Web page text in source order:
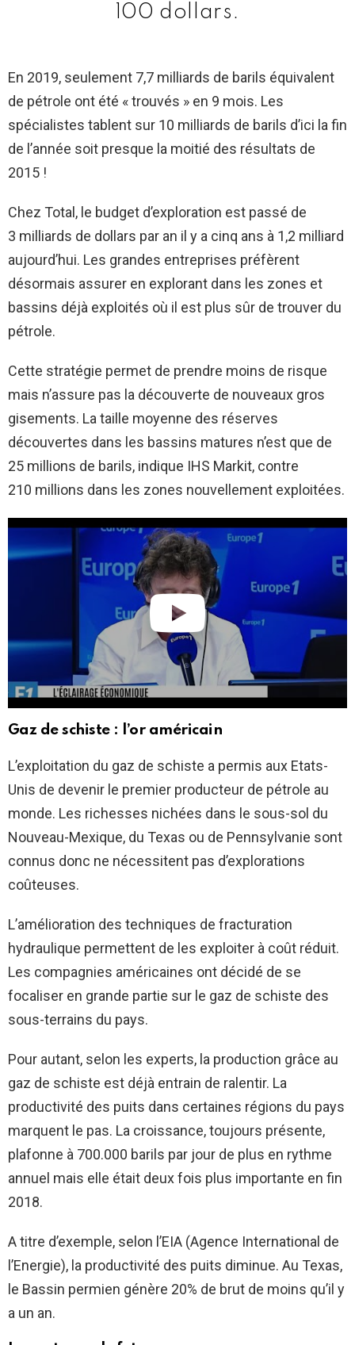
100 dollars.
En 2019, seulement 7,7 milliards de barils équivalent
de pétrole ont été « trouvés » en 9 mois. Les
spécialistes tablent sur 10 milliards de barils d’ici la fin
de l’année soit presque la moitié des résultats de
2015 !
Chez Total, le budget d’exploration est passé de
3 milliards de dollars par an il y a cinq ans à 1,2 milliard
aujourd’hui. Les grandes entreprises préfèrent
désormais assurer en explorant dans les zones et
bassins déjà exploités où il est plus sûr de trouver du
pétrole.
Cette stratégie permet de prendre moins de risque
mais n’assure pas la découverte de nouveaux gros
gisements. La taille moyenne des réserves
découvertes dans les bassins matures n’est que de
25 millions de barils, indique IHS Markit, contre
210 millions dans les zones nouvellement exploitées.
Gaz de schiste : l’or américain
L’exploitation du gaz de schiste a permis aux Etats-
Unis de devenir le premier producteur de pétrole au
monde. Les richesses nichées dans le sous-sol du
Nouveau-Mexique, du Texas ou de Pennsylvanie sont
connus donc ne nécessitent pas d’explorations
coûteuses.
L’amélioration des techniques de fracturation
hydraulique permettent de les exploiter à coût réduit.
Les compagnies américaines ont décidé de se
focaliser en grande partie sur le gaz de schiste des
sous-terrains du pays.
Pour autant, selon les experts, la production grâce au
gaz de schiste est déjà entrain de ralentir. La
productivité des puits dans certaines régions du pays
marquent le pas. La croissance, toujours présente,
plafonne à 700.000 barils par jour de plus en rythme
annuel mais elle était deux fois plus importante en fin
2018.
A titre d’exemple, selon l’EIA (Agence International de
l’Energie), la productivité des puits diminue. Au Texas,
le Bassin permien génère 20% de brut de moins qu’il y
a un an.